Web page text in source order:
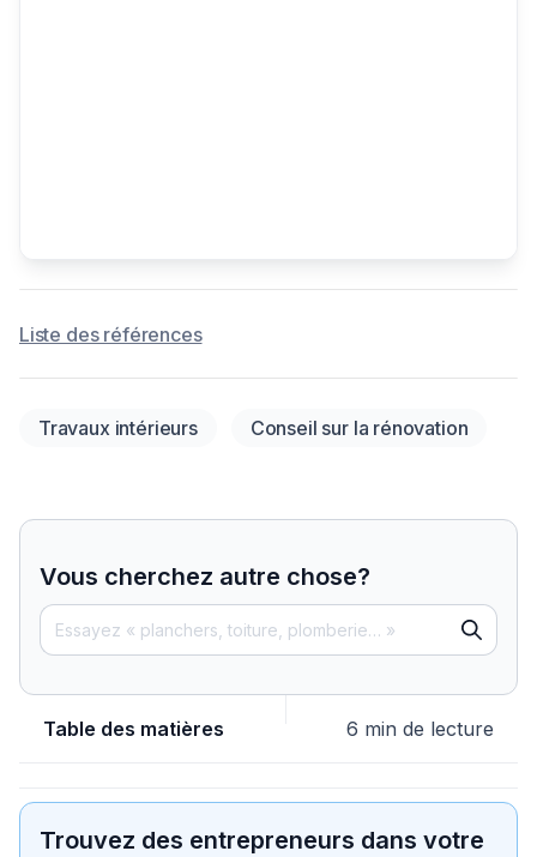
Liste des références
Travaux intérieurs Conseil sur la rénovation
Vous cherchez autre chose?
Table des matières 6 min de lecture
Trouvez des entrepreneurs dans votre